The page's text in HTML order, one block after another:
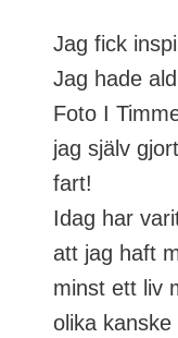
Jag fick
Jag hade
Foto I
jag själv
fart!
Idag har
att jag haft
minst ett liv
olika